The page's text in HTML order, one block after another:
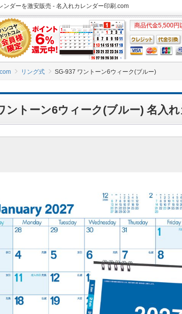
ダーを激安販売 - 名入れカレンダー印刷.com
商品代金5,500円
リング式 SG-937 ワントーン6ウィーク(ブルー)
ントーン6ウィーク(ブルー) 名入